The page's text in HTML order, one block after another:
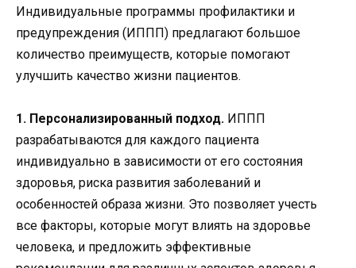
Индивидуальные программы профилактики и
предупреждения (ИППП) предлагают большое
количество преимуществ, которые помогают
улучшить качество жизни пациентов.
1. Персонализированный подход. ИППП
разрабатываются для каждого пациента
индивидуально в зависимости от его состояния
здоровья, риска развития заболеваний и
особенностей образа жизни. Это позволяет учесть
все факторы, которые могут влиять на здоровье
человека, и предложить эффективные